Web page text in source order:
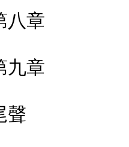
八章
九章
聲